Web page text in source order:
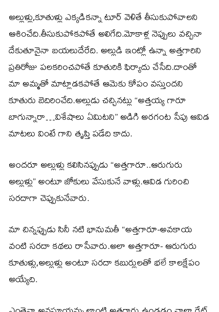
అల్లుళ్లు,కూతుళ్లు ఎక్కడికన్నా టూర్ వెళితే తీసుకుపోవాలని
ఆశించేది.తీసుకుపోకపోతే అలిగేది.మోకాళ్ల నెప్పులు వచ్చినా
దేకుతూనైనా బయలుదేరేది. అల్లుడి ఇంట్లో ఉన్నా అత్తగారిని
ప్రతిరోజు పలకరించపోతే కూతురికి ఫిర్యాదు చేసేది.దాంతో
మా అమ్మతో మాట్లాడకపోతే ఆమెకు కోపం వస్తుందని
కూతురు బెదిరించేది.అల్లుడు చచ్చినట్లు “అత్తయ్య గారూ
బాగున్నారా…విశేషాలు ఏమిటని” అడిగి అరగంట సేపు ఆవిడ
మాటలు వింటే గాని తృప్తి పడేది కాదు.
అందరూ అల్లుళ్లు కలిసినప్పుడు “అత్తగారూ..ఆరుగురు
అల్లుళ్లు” అంటూ జోకులు వేసుకునే వాళ్లు.ఆవిడ గురించి
సరదాగా చెప్పుకునేవారు.
మా చిన్నప్పుడు సినీ నటి భానుమతీ “అత్తగారూ-అవకాయ
వంటి సరదా కథలు రాసేవారు.అలా అత్తగారూ- ఆరుగురు
కూతుళ్లు,అల్లుళ్లు అంటూ సరదా కబుర్లులతో భలే కాలక్షేపం
అయ్యేది.